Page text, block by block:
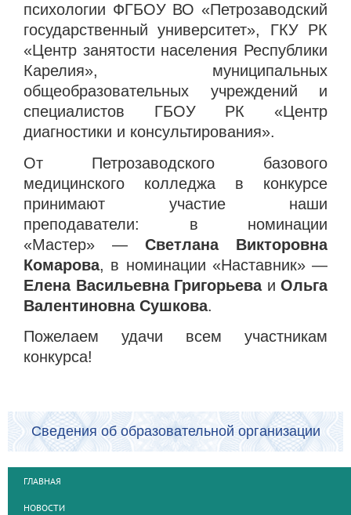
психологии ФГБОУ ВО «Петрозаводский
государственный университет», ГКУ РК
«Центр занятости населения Республики
Карелия», муниципальных
общеобразовательных учреждений и
специалистов ГБОУ РК «Центр
диагностики и консультирования».
От Петрозаводского базового
медицинского колледжа в конкурсе
принимают участие наши
преподаватели: в номинации
«Мастер» — Светлана Викторовна
Комарова, в номинации «Наставник» —
Елена Васильевна Григорьева и Ольга
Валентиновна Сушкова.
Пожелаем удачи всем участникам
конкурса!
Сведения об образовательной организации
ГЛАВНАЯ
НОВОСТИ